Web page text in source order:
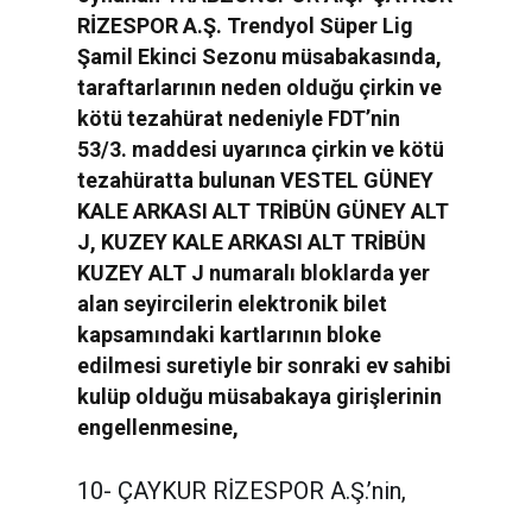
RİZESPOR A.Ş. Trendyol Süper Lig
Şamil Ekinci Sezonu müsabakasında,
taraftarlarının neden olduğu çirkin ve
kötü tezahürat nedeniyle FDT’nin
53/3. maddesi uyarınca çirkin ve kötü
tezahüratta bulunan VESTEL GÜNEY
KALE ARKASI ALT TRİBÜN GÜNEY ALT
J, KUZEY KALE ARKASI ALT TRİBÜN
KUZEY ALT J numaralı bloklarda yer
alan seyircilerin elektronik bilet
kapsamındaki kartlarının bloke
edilmesi suretiyle bir sonraki ev sahibi
kulüp olduğu müsabakaya girişlerinin
engellenmesine,
10- ÇAYKUR RİZESPOR A.Ş.’nin,